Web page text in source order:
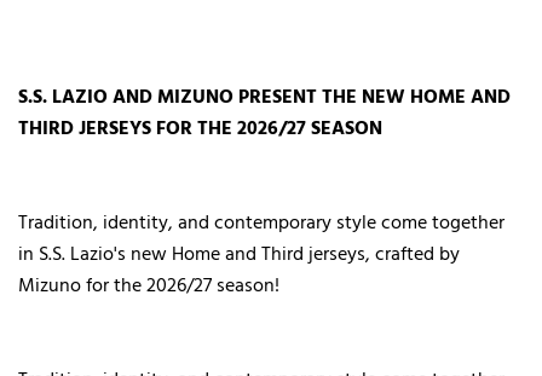
S.S. LAZIO AND MIZUNO PRESENT THE NEW HOME AND
THIRD JERSEYS FOR THE 2026/27 SEASON
Tradition, identity, and contemporary style come together
in S.S. Lazio's new Home and Third jerseys, crafted by
Mizuno for the 2026/27 season!